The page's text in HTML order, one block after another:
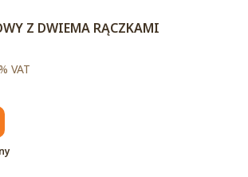
Z DWIEMA RĄCZKAMI
VAT